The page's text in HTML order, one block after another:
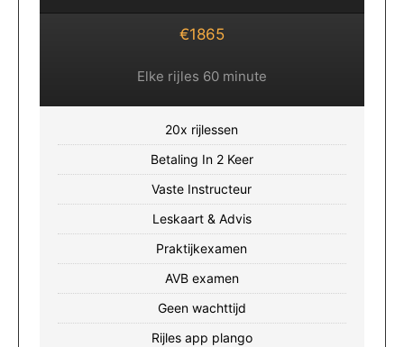
€1865
Elke rijles 60 minute
20x rijlessen
Betaling In 2 Keer
Vaste Instructeur
Leskaart & Advis
Praktijkexamen
AVB examen
Geen wachttijd
Rijles app plango